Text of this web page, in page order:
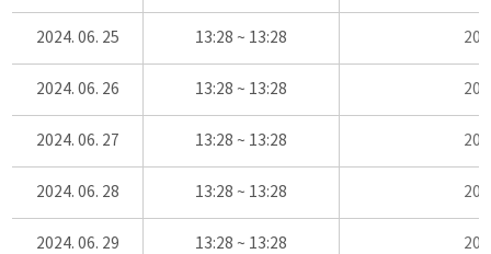
2024. 06. 25 13:28 ~ 13:28
2024. 06. 26 13:28 ~ 13:28
2024. 06. 27 13:28 ~ 13:28
2024. 06. 28 13:28 ~ 13:28
2024. 06. 29 13:28 ~ 13:28